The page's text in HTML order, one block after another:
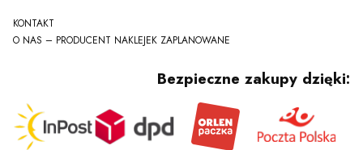
KONTAKT
O NAS – PRODUCENT NAKLEJEK ZAPLANOWANE
Bezpieczne zakupy dzięki: